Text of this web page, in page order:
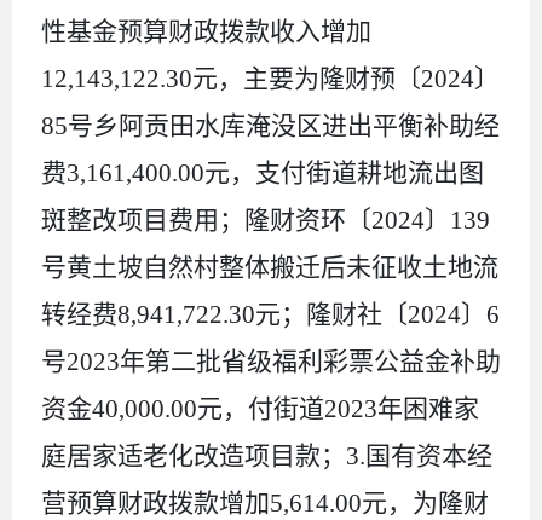
性基金预算财政拨款收入增加
12,143,122.30元，主要为隆财预〔2024〕
85号乡阿贡田水库淹没区进出平衡补助经
费3,161,400.00元，支付街道耕地流出图
斑整改项目费用；隆财资环〔2024〕 139
号黄土坡自然村整体搬迁后未征收土地流
转经费8,941,722.30元；隆财社〔2024〕 6
号2023年第二批省级福利彩票公益金补助
资金40,000.00元，付街道2023年困难家
庭居家适老化改造项目款； 3.国有资本经
营预算财政拨款增加5,614.00元，为隆财